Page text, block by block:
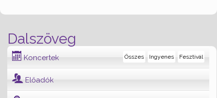
Dalszöveg
Koncertek Fesztivál
Ingyenes
Összes
Előadók